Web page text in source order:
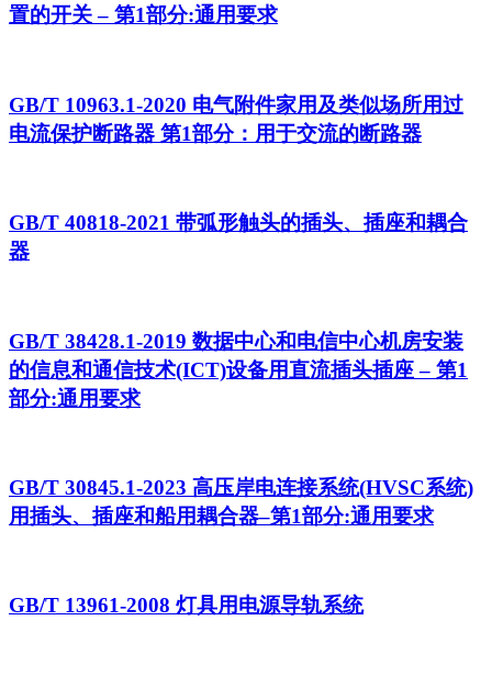
置的开关 – 第1部分:通用要求
GB/T 10963.1-2020 电气附件家用及类似场所用过
电流保护断路器 第1部分：用于交流的断路器
GB/T 40818-2021 带弧形触头的插头、插座和耦合
器
GB/T 38428.1-2019 数据中心和电信中心机房安装
的信息和通信技术(ICT)设备用直流插头插座 – 第1
部分:通用要求
GB/T 30845.1-2023 高压岸电连接系统(HVSC系统)
用插头、插座和船用耦合器–第1部分:通用要求
GB/T 13961-2008 灯具用电源导轨系统